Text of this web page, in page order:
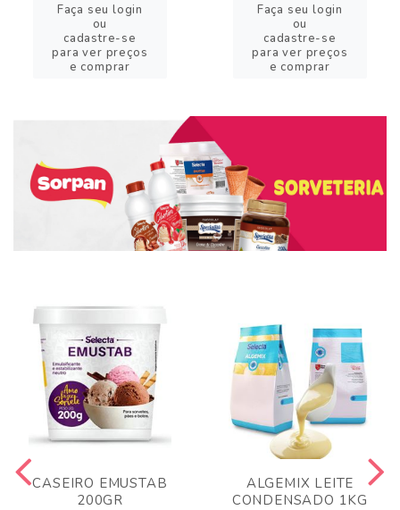
Faça seu login
ou
cadastre-se
para ver preços
e comprar
Faça seu login
ou
cadastre-se
para ver preços
e comprar
CASEIRO EMUSTAB
200GR
ALGEMIX LEITE
CONDENSADO 1KG